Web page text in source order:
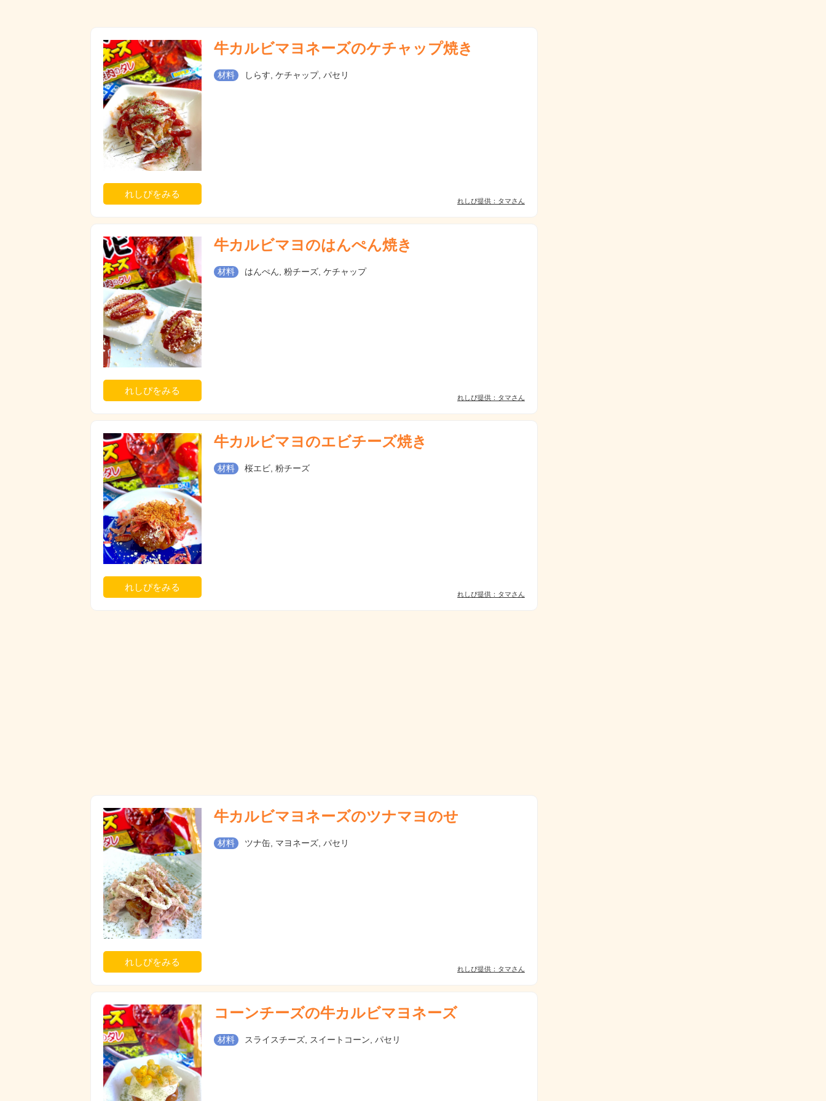
れしぴをみる
牛カルビマヨネーズのケチャップ焼き
材料 しらす, ケチャップ, パセリ
れしぴ提供：タマさん
れしぴをみる
牛カルビマヨのはんぺん焼き
材料 はんぺん, 粉チーズ, ケチャップ
れしぴ提供：タマさん
れしぴをみる
牛カルビマヨのエビチーズ焼き
材料 桜エビ, 粉チーズ
れしぴ提供：タマさん
れしぴをみる
牛カルビマヨネーズのツナマヨのせ
材料 ツナ缶, マヨネーズ, パセリ
れしぴ提供：タマさん
コーンチーズの牛カルビマヨネーズ
材料 スライスチーズ, スイートコーン, パセリ